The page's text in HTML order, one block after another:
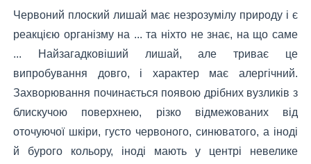
Червоний плоский лишай має незрозумілу природу і є
реакцією організму на ... та ніхто не знає, на що саме
... Найзагадковіший лишай, але триває це
випробування довго, і характер має алергічний.
Захворювання починається появою дрібних вузликів з
блискучою поверхнею, різко відмежованих від
оточуючої шкіри, густо червоного, синюватого, а іноді
й бурого кольору, іноді мають у центрі невелике